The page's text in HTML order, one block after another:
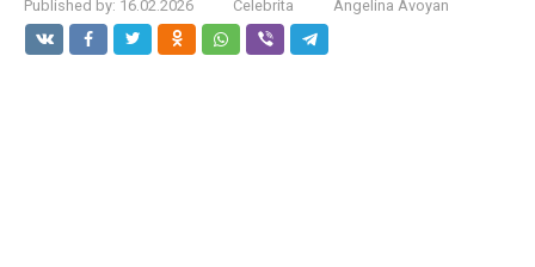
Published by: 16.02.2026 Celebrita Angelina Avoyan